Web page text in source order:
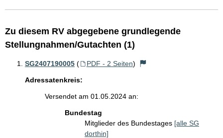
Zu diesem RV abgegebene grundlegende
Stellungnahmen/Gutachten (1)
SG2407190005 ( PDF - 2 Seiten)
Adressatenkreis:
Versendet am 01.05.2024 an:
Bundestag
Mitglieder des Bundestages [alle SG
dorthin]